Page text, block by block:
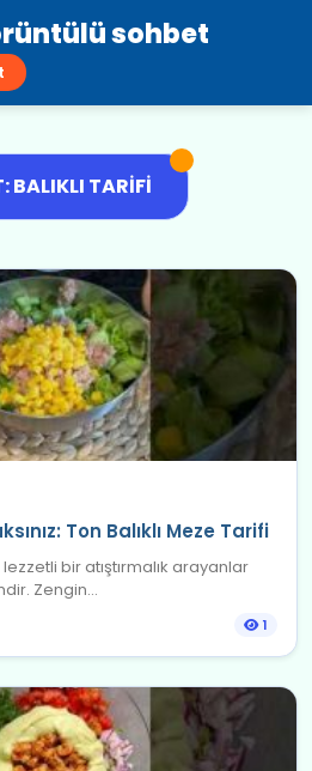
sohbet
BALIKLI TARIFI
Ton Balıklı Meze Tarifi
bir atıştırmalık arayanlar
Zengin...
1